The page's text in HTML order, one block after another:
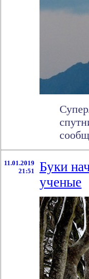
11.01.2019
21:51
Буки
ученые